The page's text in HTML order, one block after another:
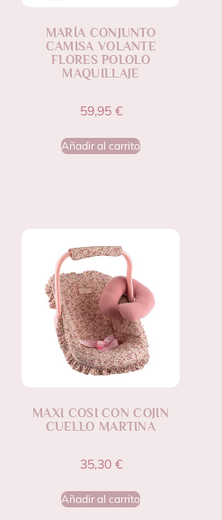
MARÍA CONJUNTO
CAMISA VOLANTE
FLORES POLOLO
MAQUILLAJE
59,95 €
Añadir al carrito
MAXI COSI CON COJIN
CUELLO MARTINA
35,30 €
Añadir al carrito